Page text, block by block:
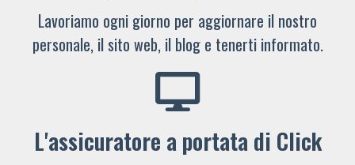
Lavoriamo ogni giorno per aggiornare il nostro
personale, il sito web, il blog e tenerti informato.
L'assicuratore a portata di Click